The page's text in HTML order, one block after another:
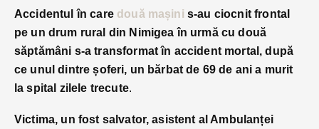
Accidentul în care două mașini s-au ciocnit frontal
pe un drum rural din Nimigea în urmă cu două
săptămâni s-a transformat în accident mortal, după
ce unul dintre șoferi, un bărbat de 69 de ani a murit
la spital zilele trecute.
Victima, un fost salvator, asistent al Ambulanței